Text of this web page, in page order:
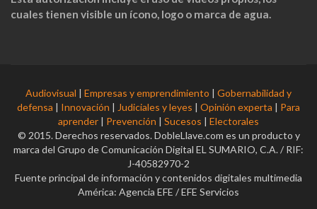
cuales tienen visible un ícono, logo o marca de agua.
Audiovisual | Empresas y emprendimiento | Gobernabilidad y
defensa | Innovación | Judiciales y leyes | Opinión experta | Para
aprender | Prevención | Sucesos | Electorales
© 2015. Derechos reservados. DobleLlave.com es un producto y
marca del Grupo de Comunicación Digital EL SUMARIO, C.A. / RIF:
J-40582970-2
Fuente principal de información y contenidos digitales multimedia
América: Agencia EFE / EFE Servicios